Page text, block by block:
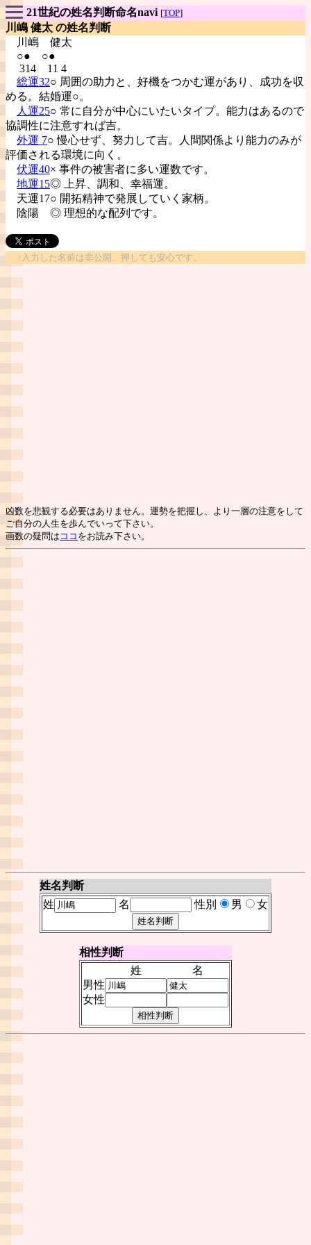
21世紀の姓名判断命名navi [TOP]
川嶋 健太 の姓名判断
川嶋 健太
○● ○●
314 11 4
総運32○ 周囲の助力と、好機をつかむ運があり、成功を収
める。結婚運○。
人運25○ 常に自分が中心にいたいタイプ。能力はあるので
協調性に注意すれば吉。
外運 7○ 慢心せず、努力して吉。人間関係より能力のみが
評価される環境に向く。
伏運40× 事件の被害者に多い運数です。
地運15◎ 上昇、調和、幸福運。
天運17○ 開拓精神で発展していく家柄。
陰陽 ◎ 理想的な配列です。
↑入力した名前は非公開。押しても安心です。
凶数を悲観する必要はありません。運勢を把握し、より一層の注意をして
ご自分の人生を歩んでいって下さい。
画数の疑問は ココ をお読み下さい。
姓名判断
姓
名 性別 男 女
相性判断
姓
名
男性
女性